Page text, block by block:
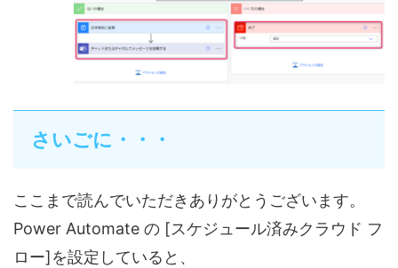
さいごに・・・
ここまで読んでいただきありがとうございます。
Power Automate の [スケジュール済みクラウド フ
ロー]を設定していると、